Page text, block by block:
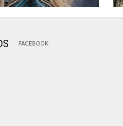
FACEBOOK: